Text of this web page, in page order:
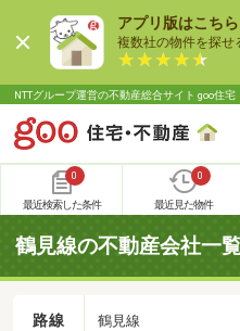
アプリ版はこちら
複数社の物件を探せ
NTTグループ運営の不動産総合サイト goo住宅
0
最近検索した条件
0
最近見た物件
鶴見線の不動産会社一
路線 鶴見線